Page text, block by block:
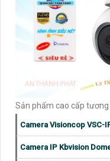
Sản phẩm cao cấp
Camera Visioncop VSC-
Camera IP Kbvision